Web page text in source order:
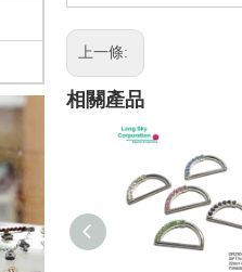
上一條:
相關產品